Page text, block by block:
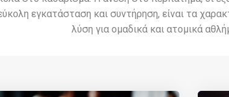
εγκατάσταση και συντήρηση, είναι τα
λύση για ομαδικά και ατομικά